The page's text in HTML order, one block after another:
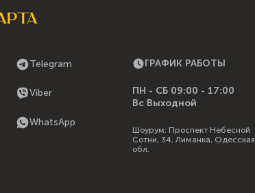
Telegram
Viber
WhatsApp
ГРАФИК РАБОТЫ
ПН - СБ 09:00 - 17:00
Вс Выходной
Шоурум: Проспект Небесной
Сотни, 34, Лиманка, Одесская
обл.